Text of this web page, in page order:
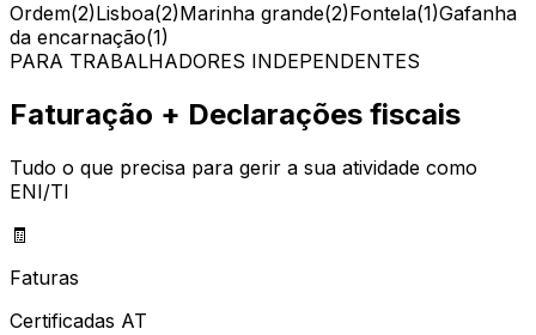
Ordem(2)Lisboa(2)Marinha grande(2)Fontela(1)Gafanha
da encarnação(1)
PARA TRABALHADORES INDEPENDENTES
Faturação + Declarações fiscais
Tudo o que precisa para gerir a sua atividade como
ENI/TI
🧾
Faturas
Certificadas AT